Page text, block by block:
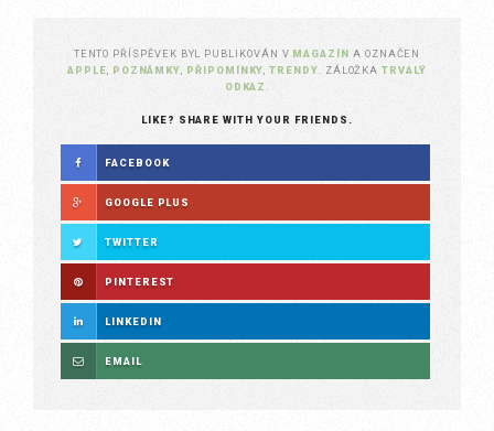
TENTO PŘÍSPĚVEK BYL PUBLIKOVÁN V MAGAZÍN A OZNAČEN
APPLE
POZNÁMKY PŘIPOMÍNKY ,TRENDY . ZÁLOŽKATRVALÝ
ODKAZ
LIKE? SHARE WITH YOUR FRIENDS.
FACEBOOK
GOOGLE PLUS
TWITTER
PINTEREST
LINKEDIN
EMAIL